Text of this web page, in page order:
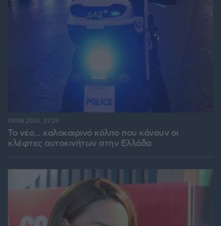
Το νέο... καλοκαιρινό κόλπο που κάνουν οι
κλέφτες αυτοκινήτων στην Ελλάδα
09.08.2026, 07:29